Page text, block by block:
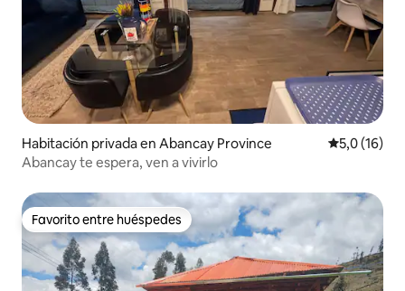
Habitación privada en Abancay Province Calificación
5,0 (16)
Abancay te espera, ven a vivirlo
Favorito entre huéspedes
Favorito entre huéspedes